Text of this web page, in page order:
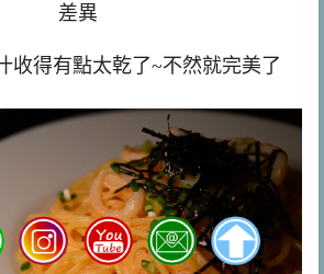
差異
收得有點太乾了~不然就完美了